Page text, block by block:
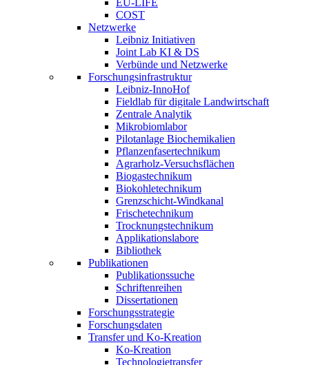
EU-LIFE
COST
Netzwerke
Leibniz Initiativen
Joint Lab KI & DS
Verbünde und Netzwerke
Forschungsinfrastruktur
Leibniz-InnoHof
Fieldlab für digitale Landwirtschaft
Zentrale Analytik
Mikrobiomlabor
Pilotanlage Biochemikalien
Pflanzenfasertechnikum
Agrarholz-Versuchsflächen
Biogastechnikum
Biokohletechnikum
Grenzschicht-Windkanal
Frischetechnikum
Trocknungstechnikum
Applikationslabore
Bibliothek
Publikationen
Publikationssuche
Schriftenreihen
Dissertationen
Forschungsstrategie
Forschungsdaten
Transfer und Ko-Kreation
Ko-Kreation
Technologietransfer